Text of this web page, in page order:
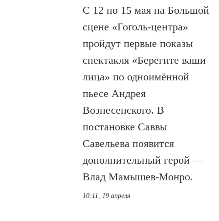
С 12 по 15 мая на Большой
сцене «Гоголь-центра»
пройдут первые показы
спектакля «Берегите ваши
лица» по одноимённой
пьесе Андрея
Вознесенского. В
постановке Саввы
Савельева появится
дополнительный герой —
Влад Мамышев-Монро.
10:11, 19 апреля